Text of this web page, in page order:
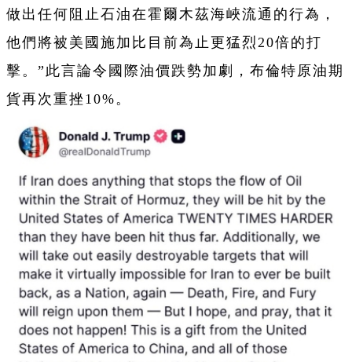
做出任何阻止石油在霍爾木茲海峽流通的行為，
他們將被美國施加比目前為止更猛烈20倍的打
擊。”此言論令國際油價跌勢加劇，布倫特原油期
貨再次重挫10%。